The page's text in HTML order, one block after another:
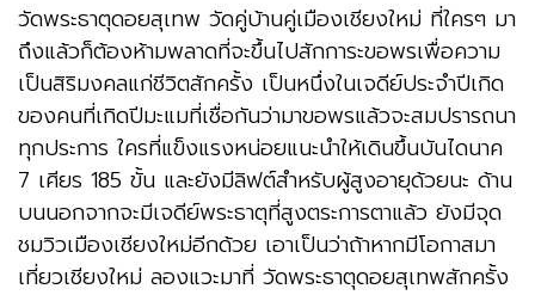
วัดพระธาตุดอยสุเทพ วัดคู่บ้านคู่เมืองเชียงใหม่ ที่ใครๆ มา
ถึงแล้วก็ต้องห้ามพลาดที่จะขึ้นไปสักการะขอพรเพื่อความ
เป็นสิริมงคลแก่ชีวิตสักครั้ง เป็นหนึ่งในเจดีย์ประจำปีเกิด
ของคนที่เกิดปีมะแมที่เชื่อกันว่ามาขอพรแล้วจะสมปรารถนา
ทุกประการ ใครที่แข็งแรงหน่อยแนะนำให้เดินขึ้นบันไดนาค
7 เศียร 185 ขั้น และยังมีลิฟต์สำหรับผู้สูงอายุด้วยนะ ด้าน
บนนอกจากจะมีเจดีย์พระธาตุที่สูงตระการตาแล้ว ยังมีจุด
ชมวิวเมืองเชียงใหม่อีกด้วย เอาเป็นว่าถ้าหากมีโอกาสมา
เที่ยวเชียงใหม่ ลองแวะมาที่ วัดพระธาตุดอยสุเทพสักครั้ง